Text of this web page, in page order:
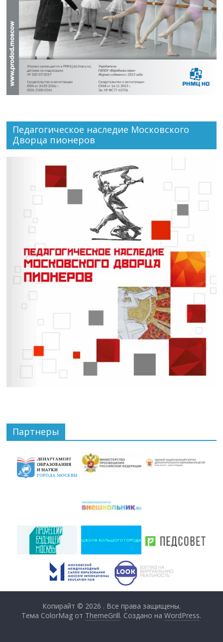
Педагогическое наследие Московского
Дворца пионеров
Партнеры
Копирайт © 2026 . Все права защищены.
Тема ColorMag от ThemeGrill. Создано наWordPress.